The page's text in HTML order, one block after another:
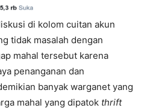
di kolom cuitan akun
tidak masalah dengan
mahal tersebut karena
penanganan dan
banyak warganet yang
mahal yang dipatok thrift